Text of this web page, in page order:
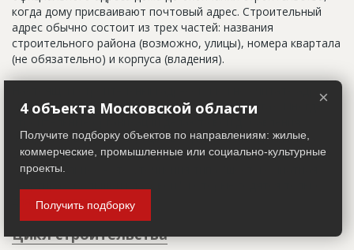
когда дому присваивают почтовый адрес. Строительный
адрес обычно состоит из трех частей: названия
строительного района (возможно, улицы), номера квартала
(не обязательно) и корпуса (владения).
Настоящим строительным адресом можно считать адрес,
указанный в правоустанавливающих документах. Иногда
(например, вторая очередь). В официальных документах
должен присутствовать официальный строительный адрес,
а все остальное - это уточнения типа "шестикомнатная
для переговоров.
Цикл строительства
×
4 объекта Московской области
Получите подборку объектов по направлениям: жилые,
коммерческие, промышленные или социально-культурные
проекты.
Получить подборку